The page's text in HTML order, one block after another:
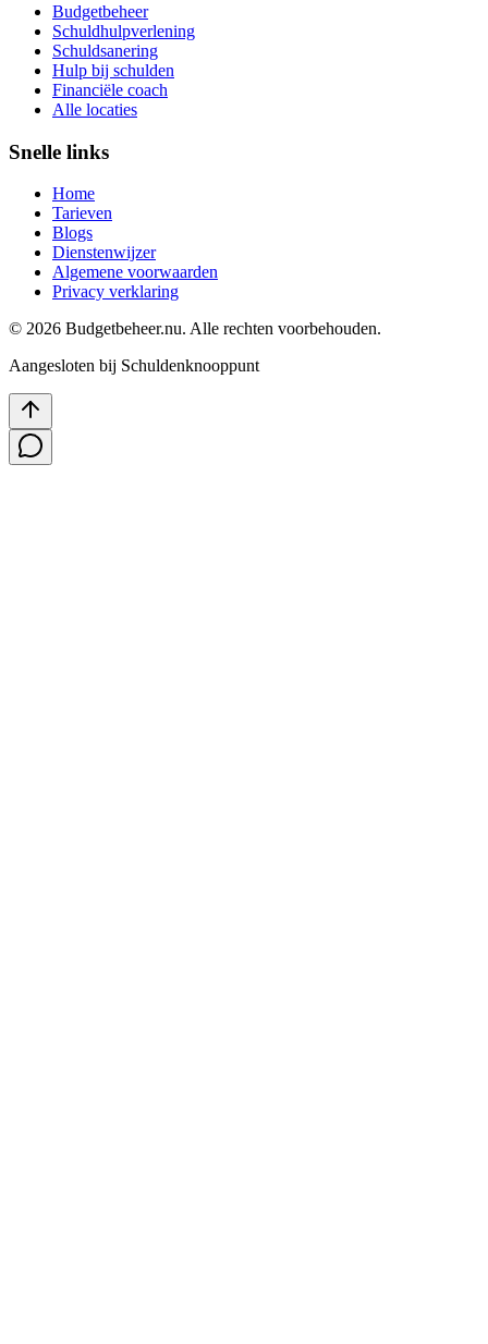
Budgetbeheer
Schuldhulpverlening
Schuldsanering
Hulp bij schulden
Financiële coach
Alle locaties
Snelle links
Home
Tarieven
Blogs
Dienstenwijzer
Algemene voorwaarden
Privacy verklaring
© 2026 Budgetbeheer.nu. Alle rechten voorbehouden.
Aangesloten bij Schuldenknooppunt